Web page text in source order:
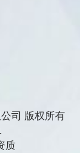
司 版权所有
质